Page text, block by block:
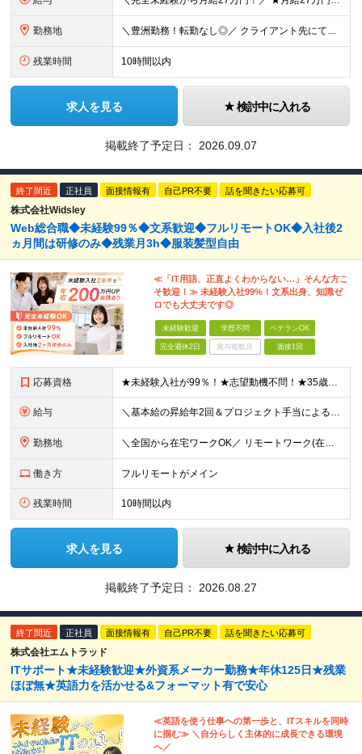
勤務地 ＼豊洲勤務！転勤なし◎／ クライアント先にて勤務いただきます！ 【クライアント先】 東京都江東区豊洲 【本社】 東京都中央区京橋1-11-1 関電不動産八重洲ビル ※(変更の範囲)上記を除く当社
残業時間 10時間以内
求人を見る 検討中に入れる
掲載終了予定日： 2026.09.07
終了間近 正社員 面接情報有 自己PR不要 話を聞きたい応募可
株式会社Widsley
Web総合職◆未経験99％◆文系歓迎◆フルリモートOK◆入社後2
ヵ月間は研修のみ◆残業月3h◆服装髪型自由
≪「IT用語、正直よくわからない…」そんな方こ
そ歓迎！≫ 未経験入社99%！文系出身、知識ゼ
ロでも大丈夫です◎
未経験歓迎 学歴不問 ベテランOK
完全週休2日 賞与複数月 面接1回
応募資格 ★未経験入社が99％！★志望動機不問！★35歳以下（長期キャリア形成のため） ■職種・業界経験不問、第二新卒大歓迎！ ■学歴不問 ≪1つでも当てはまる方にピッタリです≫ ★ChatGPTやAIなど
給与 ＼基本給の昇給年2回＆プロジェクト手当による昇給年12回！！／ 【未経験者の場合】 月給26万円～50万円＋プロジェクト手当＋資格手当 ★スキルや経験を考慮の上、優遇します ★上記給与には固定残業
勤務地 ＼全国から在宅ワークOK／ リモートワーク(在宅勤務)or東京23区、大阪のお客様先での勤務 ★転勤はありません ★希望をもとに配属先を決定します ★リモートワーク率5割強 ★フルリモートの場合は通
働き方 フルリモートがメイン
残業時間 10時間以内
求人を見る 検討中に入れる
掲載終了予定日： 2026.08.27
終了間近 正社員 面接情報有 自己PR不要 話を聞きたい応募可
株式会社エムトラッド
ITサポート★未経験歓迎★外資系メーカー勤務★年休125日★残業
ほぼ無★英語力を活かせる&フォーマット有で安心
≪英語を使う仕事への第一歩と、ITスキルを同時
に掴む≫ ＼自分らしく主体的に成長できる環境
へ／